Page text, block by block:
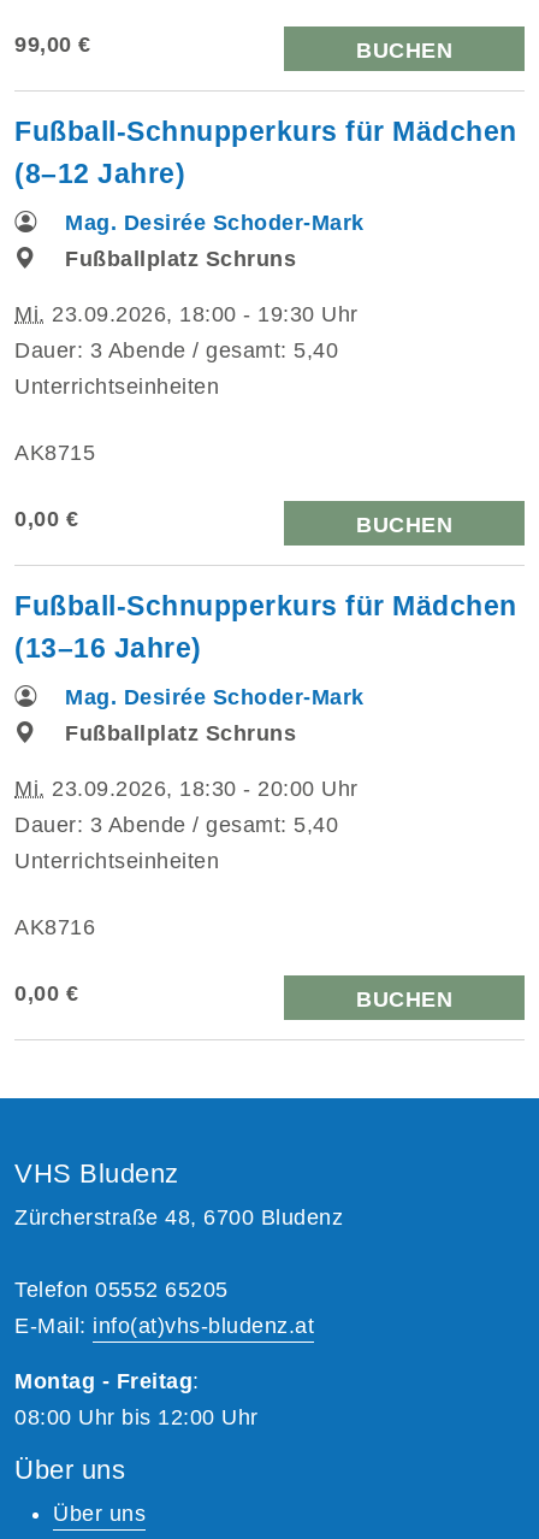
99,00 € BUCHEN
Fußball-Schnupperkurs für Mädchen
(8–12 Jahre)
Mag. Desirée Schoder-Mark
Fußballplatz Schruns
Mi. 23.09.2026, 18:00 - 19:30 Uhr
Dauer: 3 Abende / gesamt: 5,40
Unterrichtseinheiten
AK8715
0,00 € BUCHEN
Fußball-Schnupperkurs für Mädchen
(13–16 Jahre)
Mag. Desirée Schoder-Mark
Fußballplatz Schruns
Mi. 23.09.2026, 18:30 - 20:00 Uhr
Dauer: 3 Abende / gesamt: 5,40
Unterrichtseinheiten
AK8716
0,00 € BUCHEN
VHS Bludenz
Zürcherstraße 48, 6700 Bludenz
Telefon 05552 65205
E-Mail: info(at)vhs-bludenz.at
Montag - Freitag:
08:00 Uhr bis 12:00 Uhr
Über uns
Über uns